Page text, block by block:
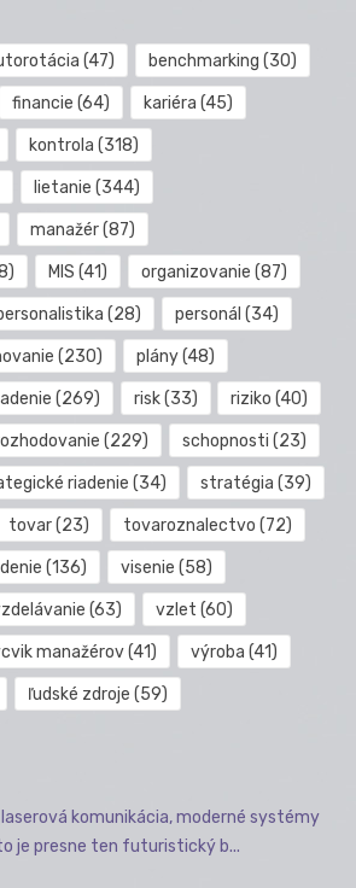
(47) benchmarking (30)
financie (64) kariéra (45)
kontrola (318)
lietanie (344)
manažér(87)
MIS (41) organizovanie (87)
(28) personál (34)
(230) plány(48)
(269) risk(33) riziko (40)
(229) schopnosti (23)
riadenie (34) stratégia (39)
tovar(23) tovaroznalectvo (72)
(136) visenie (58)
(63) vzlet (60)
manažérov(41) výroba (41)
ľudské zdroje (59)
laserová komunikácia, moderné systémy
je presne ten futuristický b...